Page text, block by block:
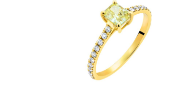
Αλήθεια, γίνεται να μην
Αυτά, καθώς και άλλα διαμαντένια
Συγχαρητήρια! Μόλις